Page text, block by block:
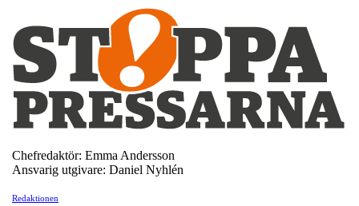
Chefredaktör: Emma Andersson
Ansvarig utgivare: Daniel Nyhlén
Redaktionen